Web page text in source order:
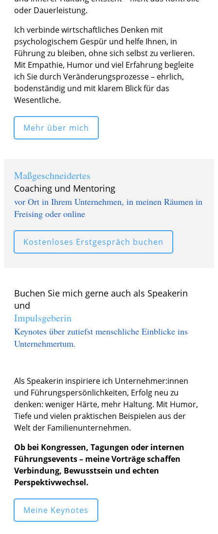
oder Dauerleistung.
Ich verbinde wirtschaftliches Denken mit
psychologischem Gespür und helfe Ihnen, in
Führung zu bleiben, ohne sich selbst zu verlieren.
Mit Empathie, Humor und viel Erfahrung begleite
ich Sie durch Veränderungsprozesse – ehrlich,
bodenständig und mit klarem Blick für das
Wesentliche.
Mehr über mich
Maßgeschneidertes
Coaching und Mentoring
vor Ort in Ihrem Unternehmen, in meinen Räumen in
Freising oder online
Kostenloses Erstgespräch buchen
Buchen Sie mich gerne auch als Speakerin
und
Impulsgeberin
Keynotes über zutiefst menschliche Einblicke ins
Unternehmertum.
Als Speakerin inspiriere ich Unternehmer:innen
und Führungspersönlichkeiten, Erfolg neu zu
denken: weniger Härte, mehr Haltung. Mit Humor,
Tiefe und vielen praktischen Beispielen aus der
Welt der Familienunternehmen.
Ob bei Kongressen, Tagungen oder internen
Führungsevents – meine Vorträge schaffen
Verbindung, Bewusstsein und echten
Perspektivwechsel.
Meine Keynotes